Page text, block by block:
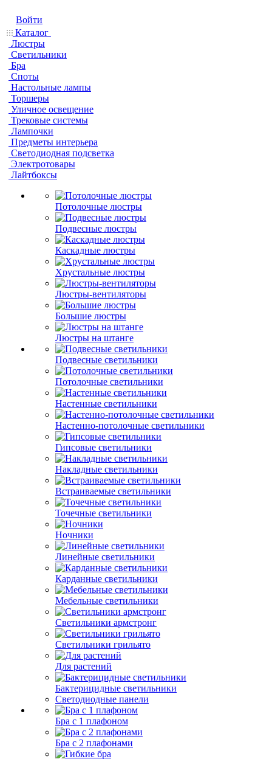
Войти
Каталог
Люстры
Светильники
Бра
Споты
Настольные лампы
Торшеры
Уличное освещение
Трековые системы
Лампочки
Предметы интерьера
Светодиодная подсветка
Электротовары
Лайтбоксы
Потолочные люстры
Подвесные люстры
Каскадные люстры
Хрустальные люстры
Люстры-вентиляторы
Большие люстры
Люстры на штанге
Подвесные светильники
Потолочные светильники
Настенные светильники
Настенно-потолочные светильники
Гипсовые светильники
Накладные светильники
Встраиваемые светильники
Точечные светильники
Ночники
Линейные светильники
Карданные светильники
Мебельные светильники
Светильники армстронг
Светильники грильято
Для растений
Бактерицидные светильники
Светодиодные панели
Бра с 1 плафоном
Бра с 2 плафонами